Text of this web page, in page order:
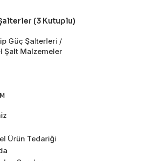
(3 Kutuplu)
Güç Şalterleri /
Şalt Malzemeler
Ürün Tedariği